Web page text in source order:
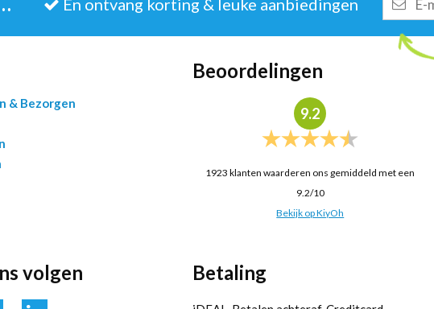
En ontvang korting & leuke aanbiedingen
mailadres
& Bezorgen
Beoordelingen
9.2
1923 klanten waarderen ons gemiddeld met een
9.2/10
Bekijk op KiyOh
volgen Betaling